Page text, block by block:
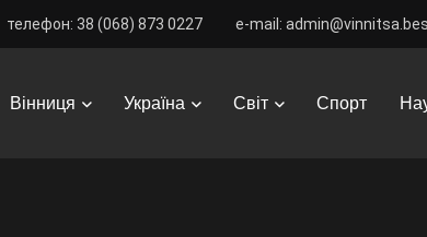
телефон: 38 (068) 873 0227 e-mail:
Вінниця Україна Світ Спорт
News / Україна / Суспільство / Рулонные шторы: